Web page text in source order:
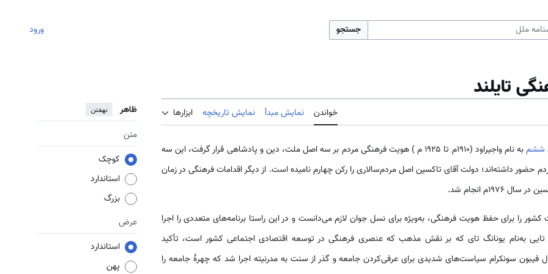
جستجو ورود
تایلند
خواندن نمایش مبدأ نمایش تاریخچه ابزارها ظاهر نهفتن
متن
کوچک
استاندارد
بزرگ
عرض
استاندارد
پهن
ششم
به نام واجیراود (۱۹۱۰م تا ۱۹۲۵ م ) هویت فرهنگی مردم بر سه اصل ملت، دین و پادشاهی قرار گرفت، این سه
حضور داشته‌اند؛ دولت آقای تاکسین اصل مردم‌سالاری را رکن چهارم نامیده است. از دیگر اقدامات فرهنگی در زمان
انجام شد.
کشور را برای حفظ هویت فرهنگی، به‌ویژه برای نسل جوان لازم می‌دانست و در این راستا برنامه‌های متعددی را اجرا
تایی به‌نام یونانگ تای که بر نقش مذهب که عنصری فرهنگی در توسعه اقتصادی اجتماعی کشور است، تأکید
فیبون سونکرام سیاست‌های شدیدی برای عرفی‌کردن جامعه و گذر از سنت به مدرنیته اجرا شد که چهرهٔ جامعه را